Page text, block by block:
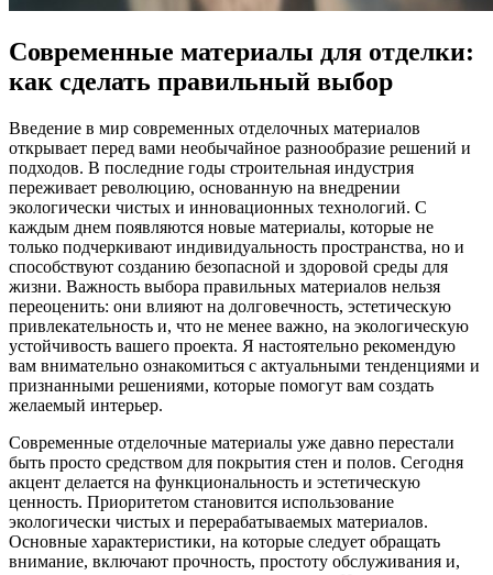
Современные материалы для отделки:
как сделать правильный выбор
Введение в мир современных отделочных материалов
открывает перед вами необычайное разнообразие решений и
подходов. В последние годы строительная индустрия
переживает революцию, основанную на внедрении
экологически чистых и инновационных технологий. С
каждым днем появляются новые материалы, которые не
только подчеркивают индивидуальность пространства, но и
способствуют созданию безопасной и здоровой среды для
жизни. Важность выбора правильных материалов нельзя
переоценить: они влияют на долговечность, эстетическую
привлекательность и, что не менее важно, на экологическую
устойчивость вашего проекта. Я настоятельно рекомендую
вам внимательно ознакомиться с актуальными тенденциями и
признанными решениями, которые помогут вам создать
желаемый интерьер.
Современные отделочные материалы уже давно перестали
быть просто средством для покрытия стен и полов. Сегодня
акцент делается на функциональность и эстетическую
ценность. Приоритетом становится использование
экологически чистых и перерабатываемых материалов.
Основные характеристики, на которые следует обращать
внимание, включают прочность, простоту обслуживания и,